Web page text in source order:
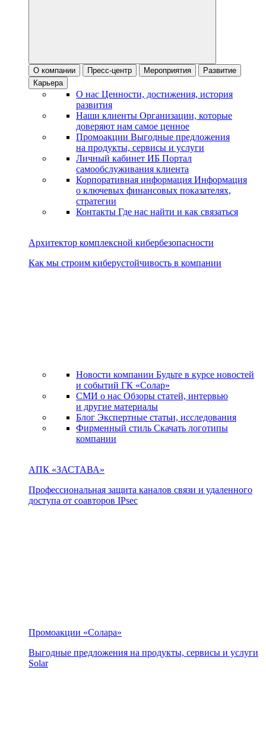
О компании Пресс-центр Мероприятия
Развитие
Карьера
О нас Ценности, достижения, история
развития
Наши клиенты Организации, которые
доверяют нам самое ценное
Промоакции Выгодные предложения
на продукты, сервисы и услуги
Личный кабинет ИБ Портал
самообслуживания клиента
Корпоративная информация Информация
о ключевых финансовых показателях,
стратегии
Контакты Где нас найти и как связаться
Архитектор комплексной кибербезопасности
Как мы строим киберустойчивость в компании
Новости компании Будьте в курсе новостей
и событий ГК «Солар»
СМИ о нас Обзоры статей, интервью
и другие материалы
Блог Экспертные статьи, исследования
Фирменный стиль Скачать логотипы
компании
АПК «ЗАСТАВА»
Профессиональная защита каналов связи и удаленного
доступа от соавторов IPsec
Промоакции «Солара»
Выгодные предложения на продукты, сервисы и услуги
Solar